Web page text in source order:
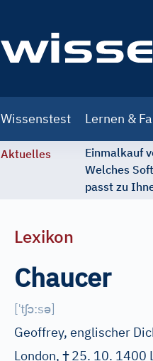
navigation
Wissenstest Lernen &
Aktuelles
Einmalkauf
Welches
passt zu
Lexikon
Chaucer
[ˈtʃɔ:sə]
Geoffrey, englischer
London, †25. 10. 1400